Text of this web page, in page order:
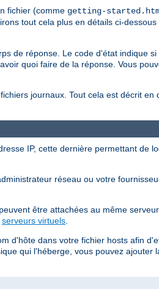
fichier (comme getting-
tout cela plus en détails ci-dessous
de réponse. Le code d'état indique
quoi faire de la réponse. Vous
journaux. Tout cela est décrit en
IP, cette dernière permettant de
réseau ou votre
être attachées au même
serveurs virtuels
d'hôte dans votre fichier hosts afin
qui l'héberge, vous pouvez ajouter